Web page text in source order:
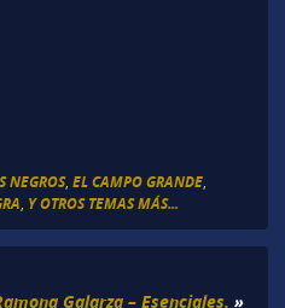
NEGROS, EL CAMPO GRANDE,
Y OTROS TEMAS MÁS...
Galarza – Esenciales. »